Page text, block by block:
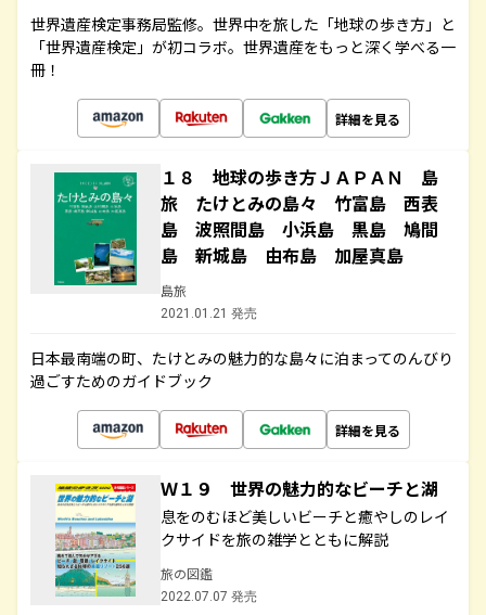
世界遺産検定事務局監修。世界中を旅した「地球の歩き方」と
「世界遺産検定」が初コラボ。世界遺産をもっと深く学べる一
冊！
詳細を見る
１８ 地球の歩き方ＪＡＰＡＮ 島
旅 たけとみの島々 竹富島 西表
島 波照間島 小浜島 黒島 鳩間
島 新城島 由布島 加屋真島
島旅
2021.01.21 発売
日本最南端の町、たけとみの魅力的な島々に泊まってのんびり
過ごすためのガイドブック
詳細を見る
Ｗ１９ 世界の魅力的なビーチと湖
息をのむほど美しいビーチと癒やしのレイ
クサイドを旅の雑学とともに解説
旅の図鑑
2022.07.07 発売